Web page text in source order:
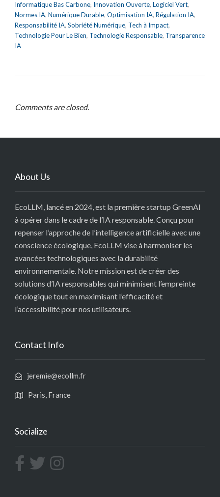
Informatique Bas Carbone, Innovation Ouverte, Logiciel Vert,
Normes IA, Numérique Durable, Optimisation IA, Régulation IA,
Responsabilité IA, Sobriété Numérique, Tech à Impact,
Technologie Pour Le Bien, Technologie Responsable, Transparence
IA
Comments are closed.
About Us
EcoLLM, lancé en 2024, est la première startup GreenAI
à opérer dans le cadre de l’IA responsable. Conçu pour
repenser l’approche de l’intelligence artificielle avec une
conscience écologique, EcoLLM vise à harmoniser les
avancées technologiques avec la durabilité
environnementale. Notre mission est de créer des
solutions d’IA responsables qui minimisent l’empreinte
écologique tout en maximisant l’efficacité et
l’accessibilité pour nos utilisateurs.
Contact Info
jeremie@ecollm.fr
Paris, France
Socialize